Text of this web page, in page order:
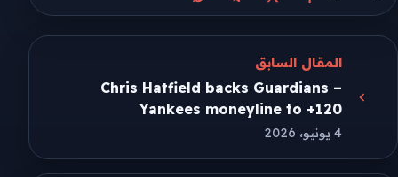
مشاركة على فيسبوك
مشاركة على Xمشاركة على تيليجرام
مشاركة على واتساب
المقال السابق
Chris Hatfield backs Guardians –
Yankees moneyline to +120
4 يونيو، 2026